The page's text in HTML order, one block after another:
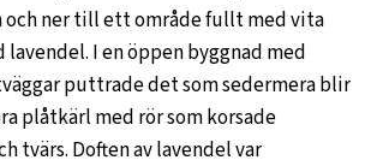
och ner till ett område fullt med vita
lavendel. I en öppen byggnad med
puttrade det som sedermera blir
plåtkärl med rör som korsade
tvärs. Doften av lavendel var